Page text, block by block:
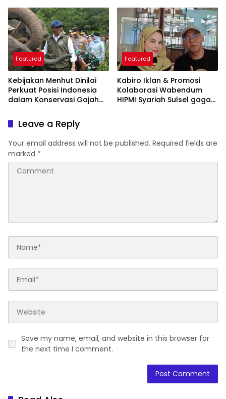
Featured
Kebijakan Menhut Dinilai
Perkuat Posisi Indonesia
dalam Konservasi Gajah
Featured
Kabiro Iklan & Promosi
Kolaborasi Wabendum
HIPMI Syariah Sulsel gagas
Leave a Reply
Your email address will not be published. Required fields are
marked *
Save my name, email, and website in this browser for
the next time I comment.